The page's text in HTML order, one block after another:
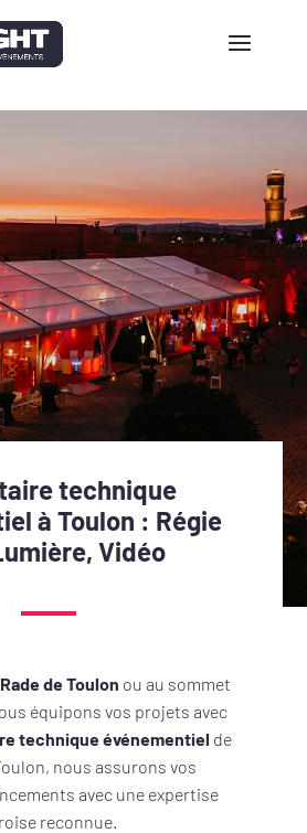
technique
à Toulon : Régie
Vidéo
Rade de Toulon ou au sommet
équipons vos projets avec
technique événementiel de
nous assurons vos
avec une expertise
reconnue.